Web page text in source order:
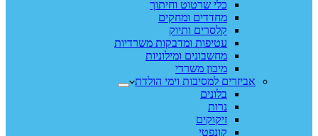
כלי שרטוט וחיתוך
מחדדים ומחקים
קלסרים ותיוק
עטיפות ומדבקות משרדיות
מחשבונים ומילוניות
מיכון משרדי
אביזרים למסיבות וימי הולדת
בלונים
נרות
זיקוקים
קונפטי